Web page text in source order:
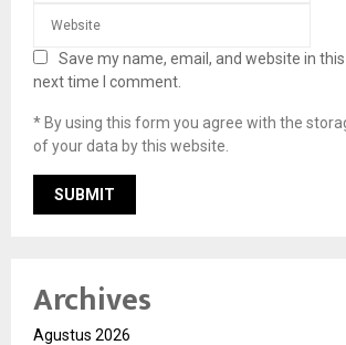
Save my name, email, and website in
next time I comment.
* By using this form you agree with the
of your data by this website.
Archives
Agustus 2026